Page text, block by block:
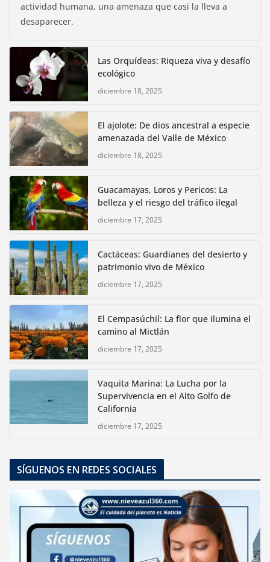
actividad humana, una amenaza que casi la lleva a
desaparecer.
Las Orquídeas: Riqueza viva y desafío
ecológico
diciembre 18, 2025
El ajolote: De dios ancestral a especie
amenazada del Valle de México
diciembre 18, 2025
Guacamayas, Loros y Pericos: La
belleza y el riesgo del tráfico ilegal
diciembre 17, 2025
Cactáceas: Guardianes del desierto y
patrimonio vivo de México
diciembre 17, 2025
El Cempasúchil: La flor que ilumina el
camino al Mictlán
diciembre 17, 2025
Vaquita Marina: La Lucha por la
Supervivencia en el Alto Golfo de
California
diciembre 17, 2025
SÍGUENOS EN REDES SOCIALES